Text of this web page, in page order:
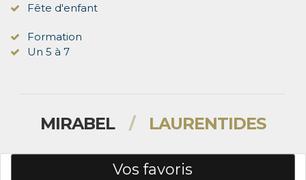
Fête d'enfant
Formation
Un 5 à 7
MIRABEL / LAURENTIDES
Vos favoris